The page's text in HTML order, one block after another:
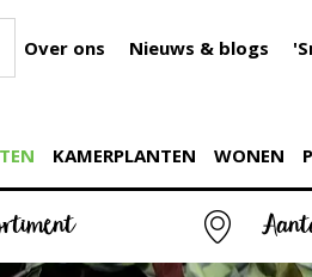
Over ons Nieuws & blogs
KAMERPLANTEN WONEN